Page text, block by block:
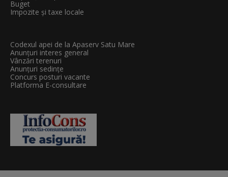
Buget
Impozite și taxe locale
Codexul apei de la Apaserv Satu Mare
Anunțuri interes general
Vânzări terenuri
Anunțuri sedințe
Concurs posturi vacante
Platforma E-consultare